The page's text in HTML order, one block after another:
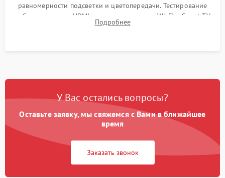
равномерности подсветки и цветопередачи. Тестирование
работы разъемов HDMI, динамиков, модуля Wi-Fi и Smart TV
в рабочем режиме в течение нескольких часов.
Подробнее
У Вас остались вопросы?
Оставьте заявку, мы свяжемся с Вами в ближайшее
время
Заказать звонок